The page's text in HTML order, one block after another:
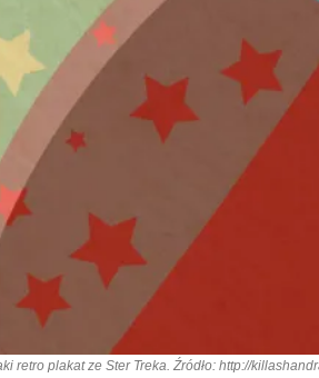
retro plakat ze Ster Treka. Źródło: http://